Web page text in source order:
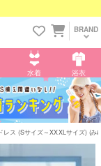
BRAND
水着 浴衣
ス (Sサイズ～XXXLサイズ) (み